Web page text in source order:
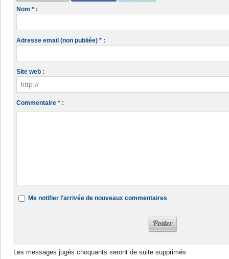
Nom * :
Adresse email (non publiée) * :
Site web :
Commentaire * :
Me notifier l'arrivée de nouveaux commentaires
Les messages jugés choquants seront de suite supprimés